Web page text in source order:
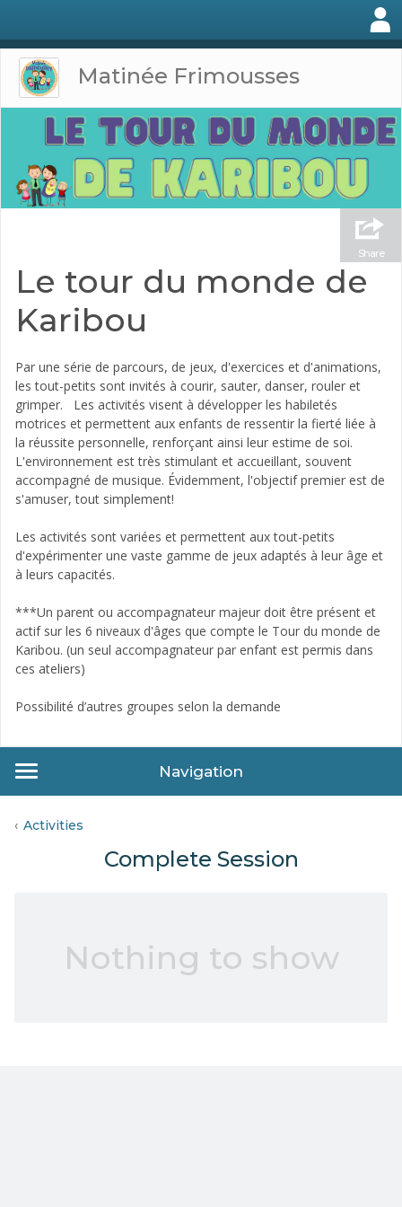
Matinée Frimousses
Share
Le tour du monde de
Karibou
Par une série de parcours, de jeux, d'exercices et d'animations,
les tout-petits sont invités à courir, sauter, danser, rouler et
grimper. Les activités visent à développer les habiletés
motrices et permettent aux enfants de ressentir la fierté liée à
la réussite personnelle, renforçant ainsi leur estime de soi.
L'environnement est très stimulant et accueillant, souvent
accompagné de musique. Évidemment, l'objectif premier est de
s'amuser, tout simplement!
Les activités sont variées et permettent aux tout-petits
d'expérimenter une vaste gamme de jeux adaptés à leur âge et
à leurs capacités.
***Un parent ou accompagnateur majeur doit être présent et
actif sur les 6 niveaux d'âges que compte le Tour du monde de
Karibou. (un seul accompagnateur par enfant est permis dans
ces ateliers)
Possibilité d’autres groupes selon la demande
Navigation
Activities
Complete Session
Nothing to show